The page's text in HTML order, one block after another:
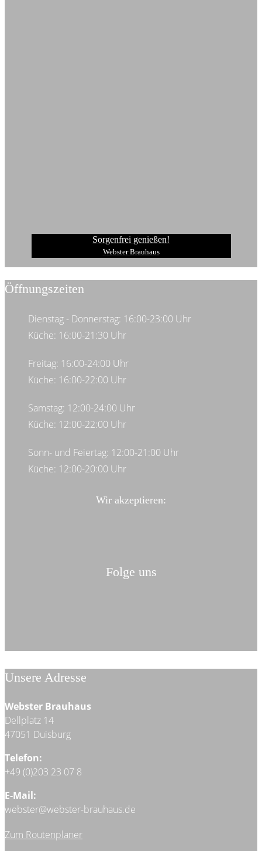
Sorgenfrei genießen!
Webster Brauhaus
Öffnungszeiten
Dienstag - Donnerstag: 16:00-23:00 Uhr
Küche: 16:00-21:30 Uhr
Freitag: 16:00-24:00 Uhr
Küche: 16:00-22:00 Uhr
Samstag: 12:00-24:00 Uhr
Küche: 12:00-22:00 Uhr
Sonn- und Feiertag: 12:00-21:00 Uhr
Küche: 12:00-20:00 Uhr
Wir akzeptieren:
Folge uns
Unsere Adresse
Webster Brauhaus
Dellplatz 14
47051 Duisburg
Telefon:
+49 (0)203 23 07 8
E-Mail:
webster@webster-brauhaus.de
Zum Routenplaner